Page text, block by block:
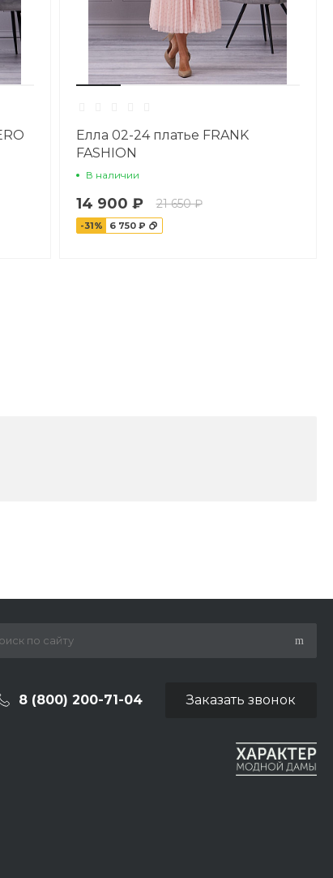
Елла 02-24 платье FRANK
FASHION
В наличии
14 900 ₽ 21 650 ₽
-31% 6 750 ₽
8 (800) 200-71-04 Заказать звонок